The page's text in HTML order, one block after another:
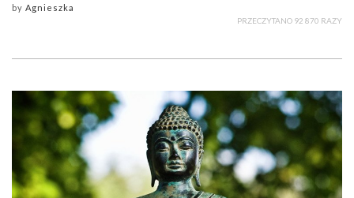
by Agnieszka
PRZECZYTANO 92 870 RAZY